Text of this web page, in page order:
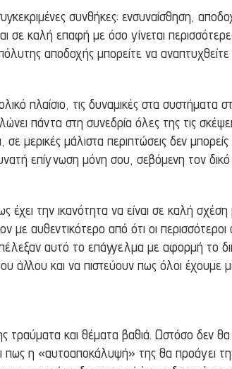
συνθήκες: ενσυναίσθηση,
σε καλή επαφή με όσο γίνεται
αποδοχής μπορείτε να
πλαίσιο, τις δυναμικές στα συστήματα
πάντα στη συνεδρία όλες της τις
μερικές μάλιστα περιπτώσεις δεν
επίγνωση μόνη σου, σεβόμενη τον
έχει την ικανότητα να είναι σε καλή
με αυθεντικότερο από ότι οι
αυτό το επάγγελμα με αφορμή το
άλλου και να πιστεύουν πως όλοι έχουμε
τραύματα και θέματα βαθιά. Ωστόσο δεν
η «αυτοαποκάλυψή» της θα προάγει